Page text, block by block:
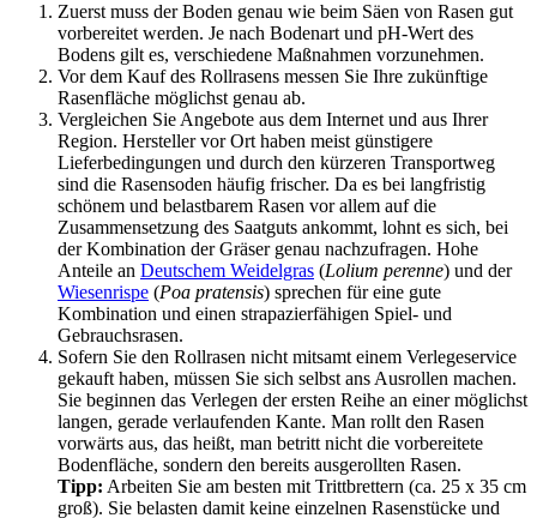
Zuerst muss der Boden genau wie beim Säen von Rasen gut
vorbereitet werden. Je nach Bodenart und pH-Wert des
Bodens gilt es, verschiedene Maßnahmen vorzunehmen.
Vor dem Kauf des Rollrasens messen Sie Ihre zukünftige
Rasenfläche möglichst genau ab.
Vergleichen Sie Angebote aus dem Internet und aus Ihrer
Region. Hersteller vor Ort haben meist günstigere
Lieferbedingungen und durch den kürzeren Transportweg
sind die Rasensoden häufig frischer. Da es bei langfristig
schönem und belastbarem Rasen vor allem auf die
Zusammensetzung des Saatguts ankommt, lohnt es sich, bei
der Kombination der Gräser genau nachzufragen. Hohe
Anteile an Deutschem Weidelgras (Lolium perenne) und der
Wiesenrispe (Poa pratensis) sprechen für eine gute
Kombination und einen strapazierfähigen Spiel- und
Gebrauchsrasen.
Sofern Sie den Rollrasen nicht mitsamt einem Verlegeservice
gekauft haben, müssen Sie sich selbst ans Ausrollen machen.
Sie beginnen das Verlegen der ersten Reihe an einer möglichst
langen, gerade verlaufenden Kante. Man rollt den Rasen
vorwärts aus, das heißt, man betritt nicht die vorbereitete
Bodenfläche, sondern den bereits ausgerollten Rasen.
Tipp: Arbeiten Sie am besten mit Trittbrettern (ca. 25 x 35 cm
groß). Sie belasten damit keine einzelnen Rasenstücke und